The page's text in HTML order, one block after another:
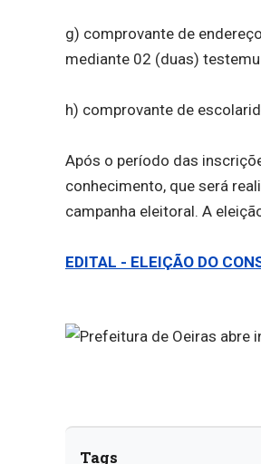
g) comprovante de
mediante 02 (duas)
h) comprovante de
Após o período das
conhecimento, que será
campanha eleitoral. A
EDITAL - ELEIÇÃO DO
Tags